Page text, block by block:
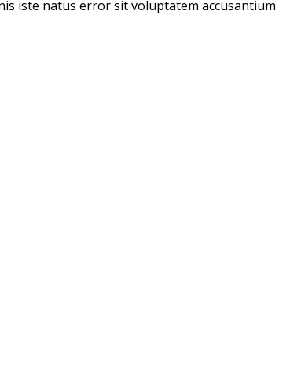
iste natus error sit voluptatem accusantium